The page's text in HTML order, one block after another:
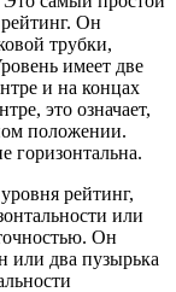
Он
трубки,
имеет две
и на концах
это означает,
положении.
горизонтальна.
рейтинг,
или
Он
или два пузырька